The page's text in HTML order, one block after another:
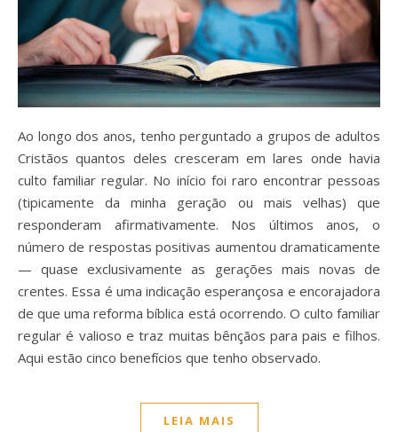
Ao longo dos anos, tenho perguntado a grupos de adultos
Cristãos quantos deles cresceram em lares onde havia
culto familiar regular. No início foi raro encontrar pessoas
(tipicamente da minha geração ou mais velhas) que
responderam afirmativamente. Nos últimos anos, o
número de respostas positivas aumentou dramaticamente
— quase exclusivamente as gerações mais novas de
crentes. Essa é uma indicação esperançosa e encorajadora
de que uma reforma bíblica está ocorrendo. O culto familiar
regular é valioso e traz muitas bênçãos para pais e filhos.
Aqui estão cinco benefícios que tenho observado.
LEIA MAIS